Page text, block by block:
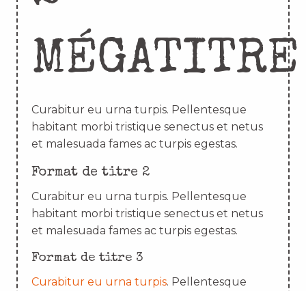
MÉGATITRE
Curabitur eu urna turpis. Pellentesque
habitant morbi tristique senectus et netus
et malesuada fames ac turpis egestas.
Format de titre 2
Curabitur eu urna turpis. Pellentesque
habitant morbi tristique senectus et netus
et malesuada fames ac turpis egestas.
Format de titre 3
Curabitur eu urna turpis. Pellentesque